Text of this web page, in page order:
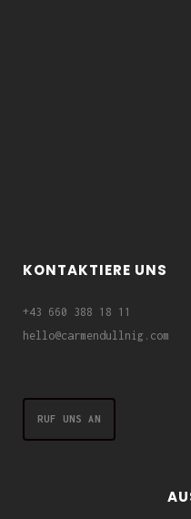
KONTAKTIERE UNS
+43 660 388 18 11
hello@carmendullnig.com
RUF UNS AN